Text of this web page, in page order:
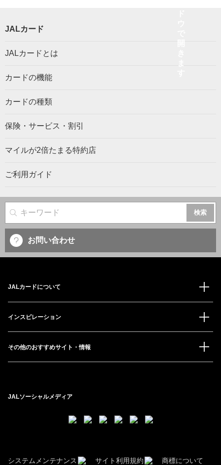
JALカード
JALカードとは
カードの機能
カードの種類
保険・サービス・割引
マイルが2倍たまる特約店
ご利用ガイド
サイト内検索
お問い合わせ
JALカードについて
インスピレーション
その他のおすすめサイト・情報
JALソーシャルメディア
システムメンテナンス サイト利用規約 商標について